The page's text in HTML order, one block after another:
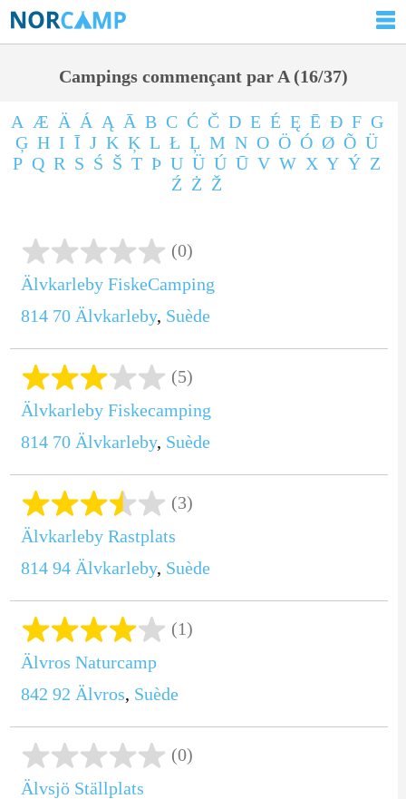
Campings commençant par A (16/37)
A Æ Ä Á Ą Ā B C Ć Č D E É Ę Ē Ð F G
Ģ H I Ī J K Ķ L Ł Ļ M N O Ö Ó Ø Õ Ü
P Q R S Ś Š T Þ U Ü Ú Ū V W X Y Ý Z
Ź Ż Ž
(0)
Älvkarleby FiskeCamping
814 70 Älvkarleby, Suède
(5)
Älvkarleby Fiskecamping
814 70 Älvkarleby, Suède
(3)
Älvkarleby Rastplats
814 94 Älvkarleby, Suède
(1)
Älvros Naturcamp
842 92 Älvros, Suède
(0)
Älvsjö Ställplats